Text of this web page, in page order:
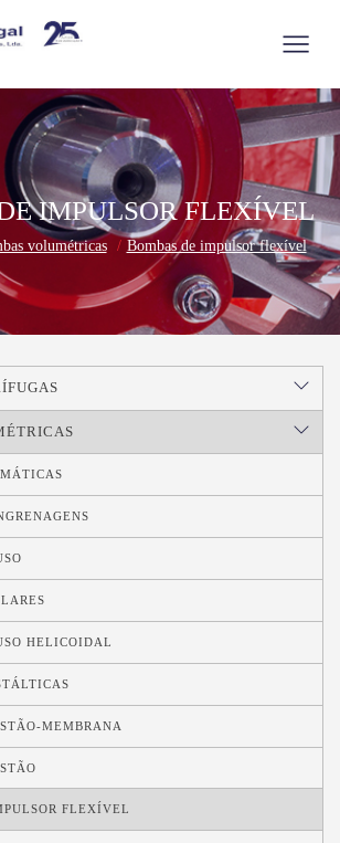
IMPULSOR FLEXÍVEL
volumétricas Bombas de impulsor flexível
HELICOIDAL
MEMBRANA
FLEXÍVEL